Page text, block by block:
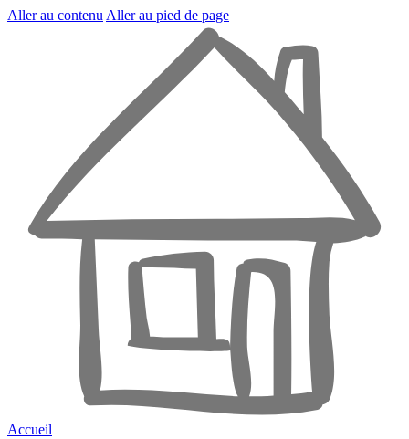
Aller au contenu Aller au pied de page
Accueil